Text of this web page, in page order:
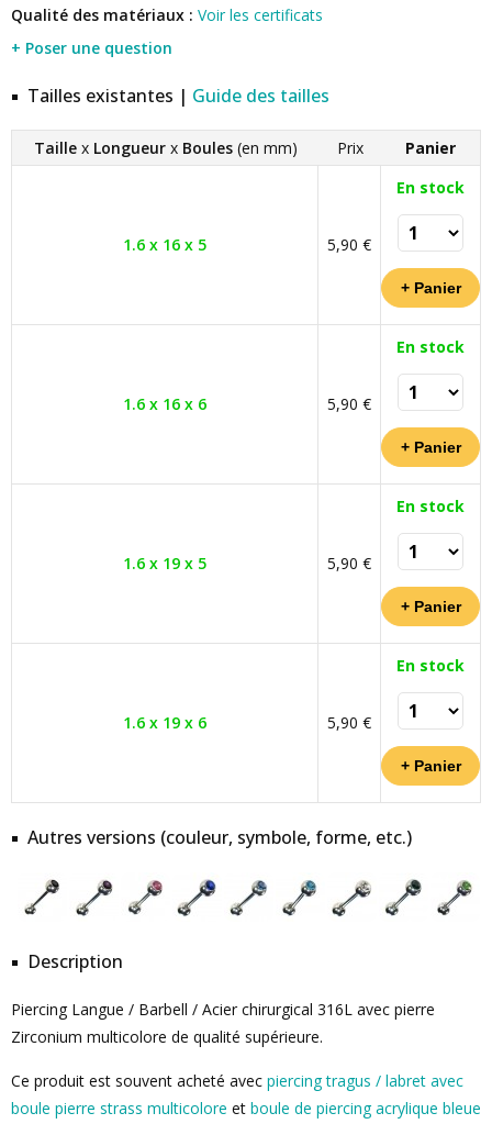
Qualité des matériaux : Voir les certificats
+ Poser une question
Tailles existantes | Guide des tailles
Taille x Longueur x Boules (en mm) Prix Panier
1.6 x 16 x 5 5,90 €
En stock
1.6 x 16 x 6 5,90 €
En stock
1.6 x 19 x 5 5,90 €
En stock
1.6 x 19 x 6 5,90 €
En stock
Autres versions (couleur, symbole, forme, etc.)
Description
Piercing Langue / Barbell / Acier chirurgical 316L avec pierre
Zirconium multicolore de qualité supérieure.
Ce produit est souvent acheté avec piercing tragus / labret avec
boule pierre strass multicolore et boule de piercing acrylique bleue